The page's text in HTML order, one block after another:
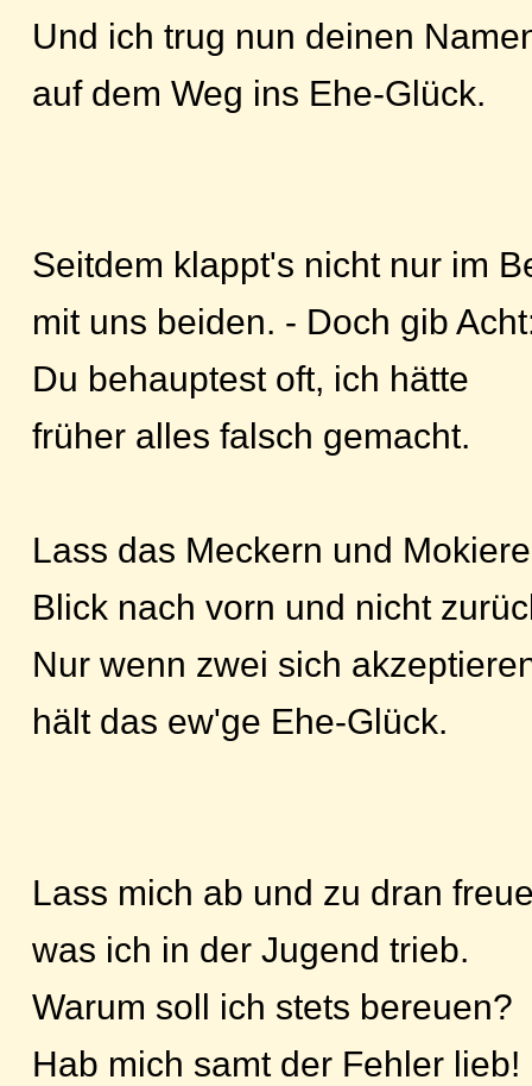
Und ich trug nun deinen
auf dem Weg ins Ehe-Glück.
Seitdem klappt's nicht nur im
mit uns beiden. - Doch gib
Du behauptest oft, ich hätte
früher alles falsch gemacht.
Lass das Meckern und
Blick nach vorn und nicht
Nur wenn zwei sich
hält das ew'ge Ehe-Glück.
Lass mich ab und zu dran
was ich in der Jugend trieb.
Warum soll ich stets bereuen?
Hab mich samt der Fehler lieb!